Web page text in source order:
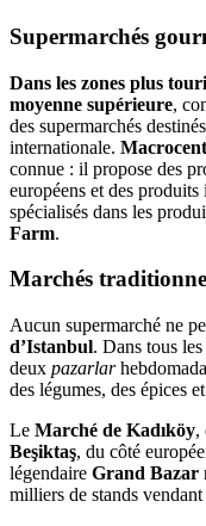
Supermarchés
Dans les zones plus
moyenne supérieure,
des supermarchés
internationale.
connue : il propose des
européens et des
spécialisés dans les
Farm.
Marchés
Aucun supermarché ne
d’Istanbul. Dans tous
deux pazarlar
des légumes, des épices
Le Marché de Kadıköy,
Beşiktaş, du côté
légendaire Grand Bazar
milliers de stands